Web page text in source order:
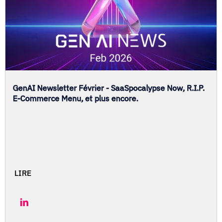
GenAI Newsletter Février - SaaSpocalypse Now, R.I.P.
E-Commerce Menu, et plus encore.
LIRE